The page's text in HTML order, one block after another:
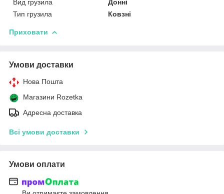
Вид грузила
Донні
Тип грузила
Ковзні
Приховати
Умови доставки
Нова Пошта
Магазини Rozetka
Адресна доставка
Всі умови доставки
Умови оплати